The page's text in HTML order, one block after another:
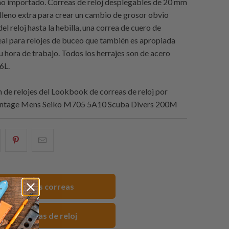
extra para crear un cambio de grosor obvio
reloj hasta la hebilla, una correa de cuero de
para relojes de buceo que también es apropiada
hora de trabajo. Todos los herrajes son de acero
de relojes del Lookbook de correas de reloj por
Mens Seiko M705 5A10 Scuba Divers 200M
Compartir
Pinterest
friend
todas las correas
Correas de reloj